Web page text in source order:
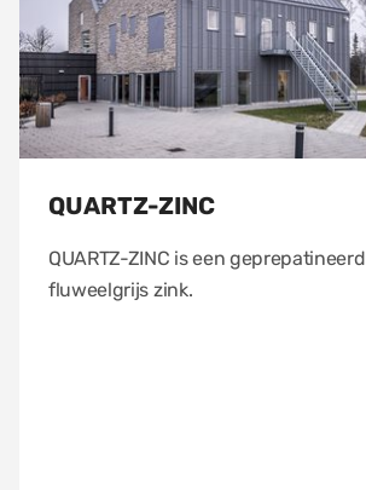
QUARTZ-ZINC
QUARTZ-ZINC is een geprepatineerd
fluweelgrijs zink.